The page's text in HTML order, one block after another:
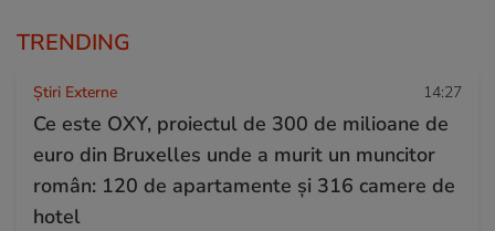
TRENDING
Știri Externe 14:27
Ce este OXY, proiectul de 300 de milioane de
euro din Bruxelles unde a murit un muncitor
român: 120 de apartamente și 316 camere de
hotel